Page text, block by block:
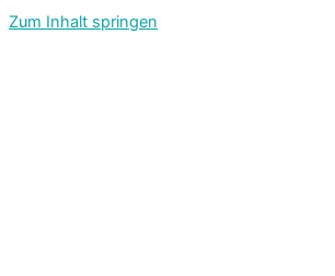
Zum Inhalt springen